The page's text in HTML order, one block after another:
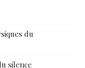
du
silence